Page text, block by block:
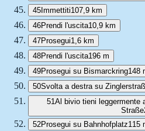
45Immettiti107,9 km
46Prendi l'uscita10,9 km
47Prosegui1,6 km
48Prendi l'uscita196 m
49Prosegui su Bismarckring148
50Svolta a destra su
51Al bivio tieni leggermente
Straße
52Prosegui su Bahnhofplatz115